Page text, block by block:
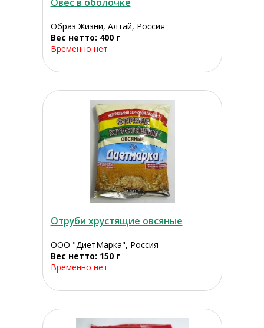
Овес в оболочке
Образ Жизни, Алтай, Россия
Вес нетто: 400 г
Временно нет
Отруби хрустящие овсяные
ООО "ДиетМарка", Россия
Вес нетто: 150 г
Временно нет